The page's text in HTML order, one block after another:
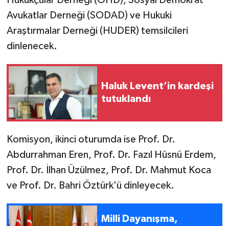
Avukatlar Derneği (SODAD) ve Hukuki
Araştırmalar Derneği (HUDER) temsilcileri
dinlenecek.
Haluk Levent’in kardeşi
tutuklandı
Komisyon, ikinci oturumda ise Prof. Dr.
Abdurrahman Eren, Prof. Dr. Fazıl Hüsnü Erdem,
Prof. Dr. İlhan Üzülmez, Prof. Dr. Mahmut Koca
ve Prof. Dr. Bahri Öztürk'ü dinleyecek.
Milli Dayanışma,